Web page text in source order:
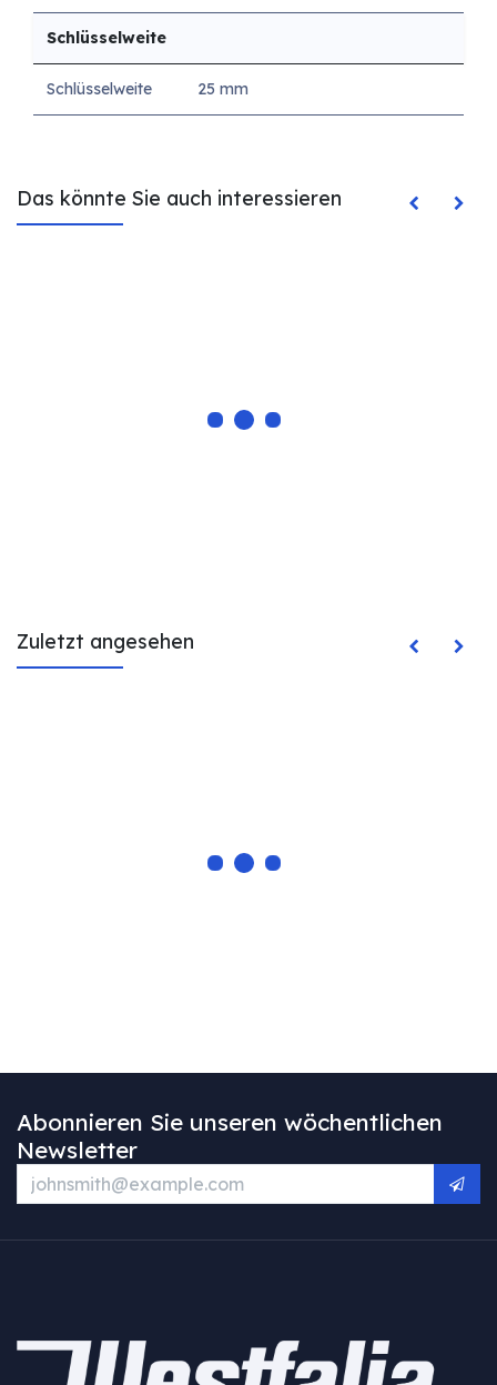
Schlüsselweite
Schlüsselweite 25 mm
Das könnte Sie auch interessieren
Zuletzt angesehen
Abonnieren Sie unseren wöchentlichen
Newsletter